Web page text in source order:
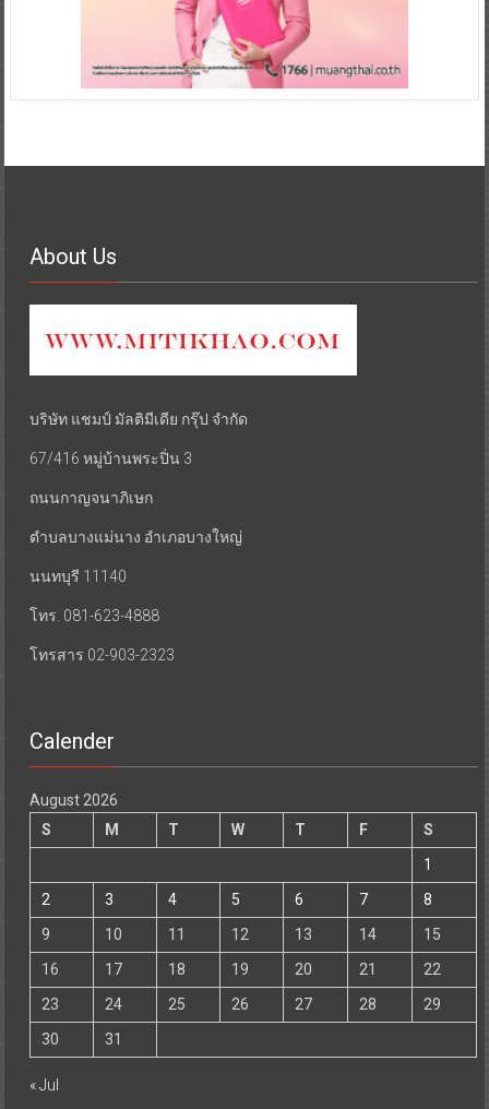
About Us
บริษัท แชมป์ มัลติมีเดีย กรุ๊ป จำกัด
67/416 หมู่บ้านพระปิ่น 3
ถนนกาญจนาภิเษก
ตำบลบางแม่นาง อำเภอบางใหญ่
นนทบุรี 11140
โทร. 081-623-4888
โทรสาร 02-903-2323
Calender
August 2026
S
M T W T F
S
1
2
3 4 5 6 7
8
9
10 11 12 13 14
15
16
17 18 19 20 21
22
23
24 25 26 27 28
29
30
31
« Jul